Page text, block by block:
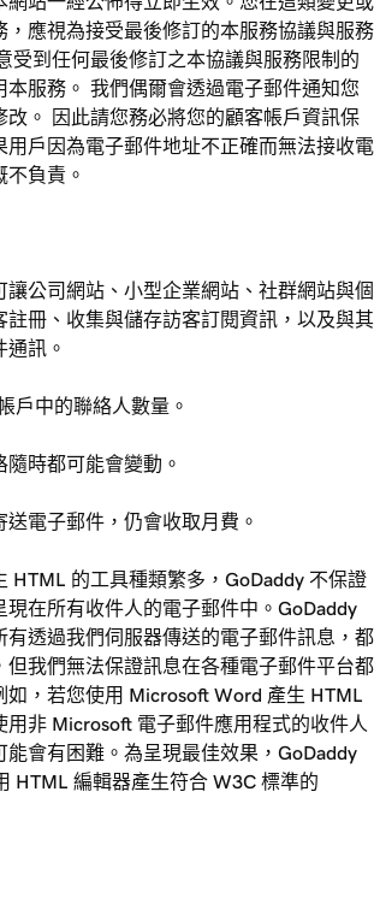
，應視為接受最後修訂的本服務協議與服務
受到任何最後修訂之本協議與服務限制的
本服務。 我們偶爾會透過電子郵件通知您
改。 因此請您務必將您的顧客帳戶資訊保
用戶因為電子郵件地址不正確而無法接收電
負責。
讓公司網站、小型企業網站、社群網站與個
註冊、收集與儲存訪客訂閱資訊，以及與其
通訊。
戶中的聯絡人數量。
時都可能會變動。
送電子郵件，仍會收取月費。
HTML 的工具種類繁多，GoDaddy 不保證
現在所有收件人的電子郵件中。GoDaddy
有透過我們伺服器傳送的電子郵件訊息，都
但我們無法保證訊息在各種電子郵件平台都
如，若您使用 Microsoft Word 產生 HTML
用非 Microsoft 電子郵件應用程式的收件人
能會有困難。為呈現最佳效果，GoDaddy
HTML 編輯器產生符合 W3C 標準的